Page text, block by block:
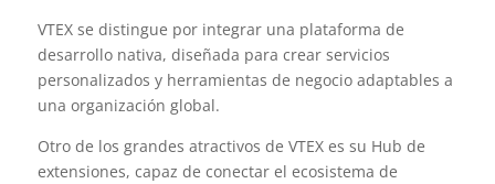
VTEX se distingue por integrar una plataforma de
desarrollo nativa, diseñada para crear servicios
personalizados y herramientas de negocio adaptables a
una organización global.
Otro de los grandes atractivos de VTEX es su Hub de
extensiones, capaz de conectar el ecosistema de